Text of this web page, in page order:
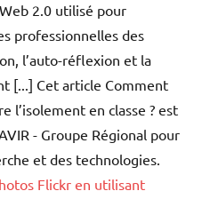
2.0 utilisé pour
professionnelles des
l’auto-réflexion et la
[...] Cet article Comment
l’isolement en classe ? est
- Groupe Régional pour
et des technologies.
Flickr en utilisant